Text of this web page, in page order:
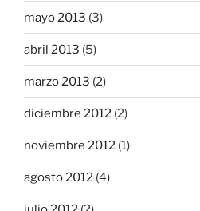
mayo 2013 (3)
abril 2013 (5)
marzo 2013 (2)
diciembre 2012 (2)
noviembre 2012 (1)
agosto 2012 (4)